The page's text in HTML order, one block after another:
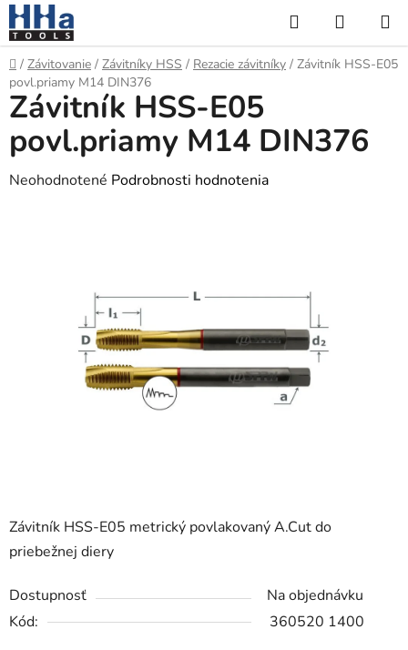
Prejsť
na
obsah
Hľadať
KOŠÍK
Domov
/ Závitovanie / Závitníky HSS / Rezacie závitníky / Závitník HSS-E05
povl.priamy M14 DIN376
Závitník HSS-E05 metrický povlakovaný A.Cut do
priebežnej diery
Dostupnosť
Na objednávku
Kód:
360520 1400
Závitník HSS-E05
povl.priamy M14 DIN376
Priemerné
hviezdičiek.
Neohodnotené Podrobnosti hodnotenia